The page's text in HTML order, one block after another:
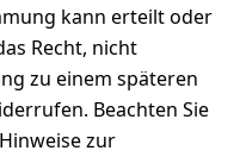
kann erteilt oder
Recht, nicht
zu einem späteren
Beachten Sie
zur
Whatsapp Nr.:
+49511676950
14
Lagerverkauf: